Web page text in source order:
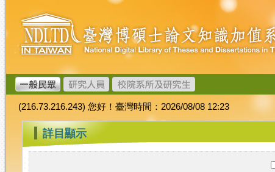
跳
到
主
要
內
容
臺
灣
博
碩
士
論
文
加
值
系
統
(216.73.216.243) 您好！臺灣時間：2026/08/08 12:23
::: 詳目顯示